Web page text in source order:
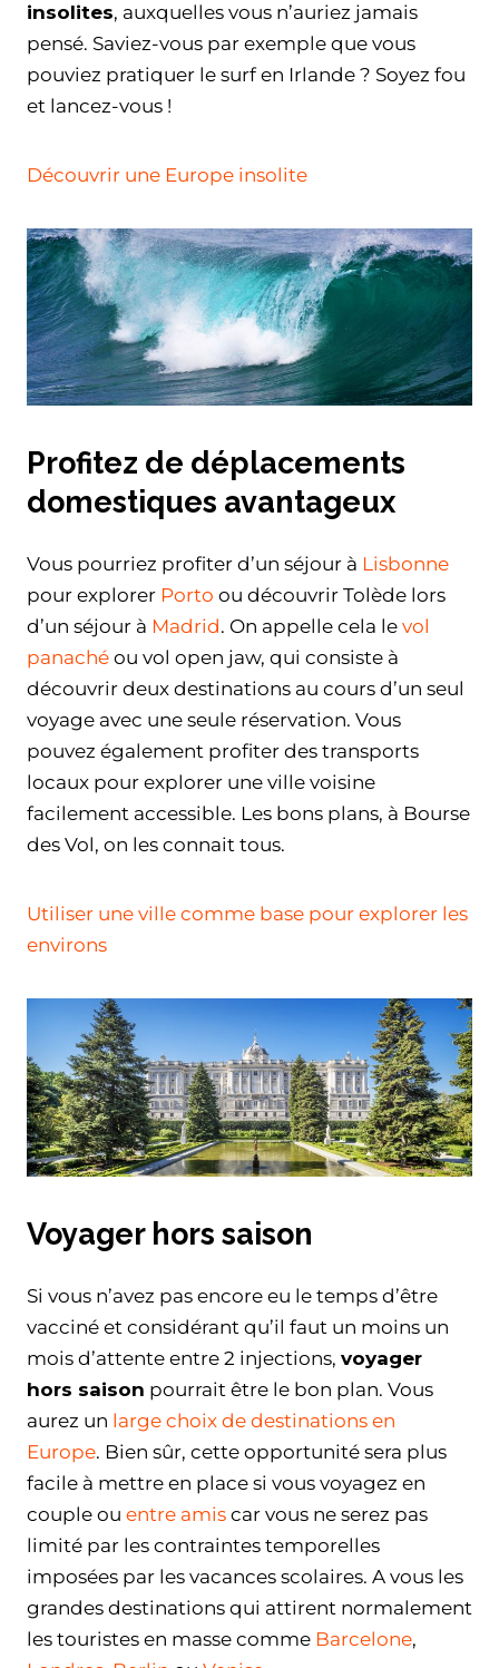
insolites, auxquelles vous n’auriez jamais
pensé. Saviez-vous par exemple que vous
pouviez pratiquer le surf en Irlande ? Soyez fou
et lancez-vous !
Découvrir une Europe insolite
Profitez de déplacements
domestiques avantageux
Vous pourriez profiter d’un séjour à Lisbonne
pour explorer Porto ou découvrir Tolède lors
d’un séjour à Madrid. On appelle cela le vol
panaché ou vol open jaw, qui consiste à
découvrir deux destinations au cours d’un seul
voyage avec une seule réservation. Vous
pouvez également profiter des transports
locaux pour explorer une ville voisine
facilement accessible. Les bons plans, à Bourse
des Vol, on les connait tous.
Utiliser une ville comme base pour explorer les
environs
Voyager hors saison
Si vous n’avez pas encore eu le temps d’être
vacciné et considérant qu’il faut un moins un
mois d’attente entre 2 injections, voyager
hors saison pourrait être le bon plan. Vous
aurez un large choix de destinations en
Europe. Bien sûr, cette opportunité sera plus
facile à mettre en place si vous voyagez en
couple ou entre amis car vous ne serez pas
limité par les contraintes temporelles
imposées par les vacances scolaires. A vous les
grandes destinations qui attirent normalement
les touristes en masse comme Barcelone,